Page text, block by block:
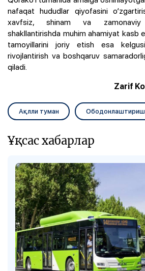
nafaqat hududlar qiyofasini
xavfsiz, shinam va
shakllantirishda muhim ahamiyat kasb
tamoyillarini joriy etish esa
rivojlantirish va boshqaruv
qiladi.
Zarif
Ақлли туман Ободонлаштириш
Ұқсас хабарлар